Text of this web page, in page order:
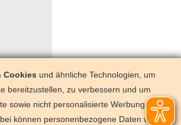
ungefüllt
Cookies und ähnliche Technologien, um
bereitzustellen, zu verbessern und um
sowie nicht personalisierte Werbung
können personenbezogene Daten wie